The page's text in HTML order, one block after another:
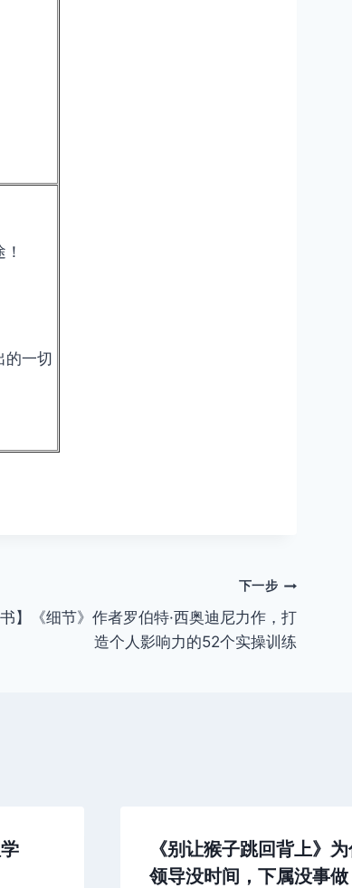
的一切
下一步
书】《细节》作者罗伯特·西奥迪尼力作，打
造个人影响力的52个实操训练
《别让猴子跳回背上》
领导没时间，下属没事做